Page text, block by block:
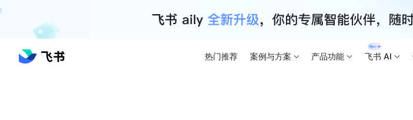
热门推荐 案例与方案 产品功能 飞书 AI